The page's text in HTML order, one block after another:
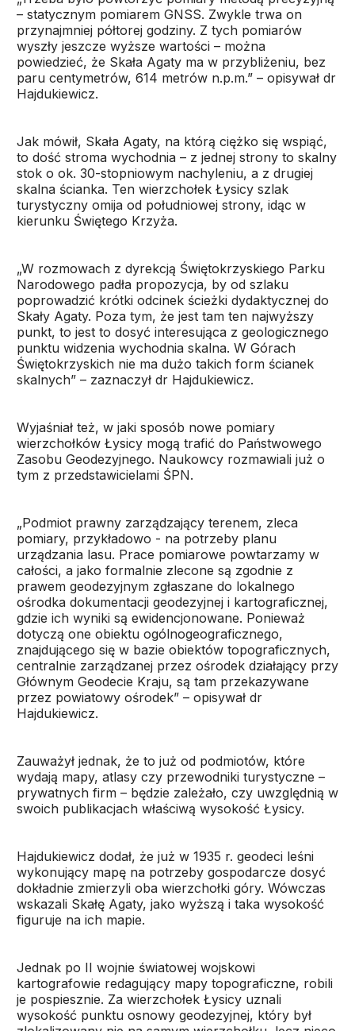
– statycznym pomiarem GNSS. Zwykle trwa on
przynajmniej półtorej godziny. Z tych pomiarów
wyszły jeszcze wyższe wartości – można
powiedzieć, że Skała Agaty ma w przybliżeniu, bez
paru centymetrów, 614 metrów n.p.m.” – opisywał dr
Hajdukiewicz.
Jak mówił, Skała Agaty, na którą ciężko się wspiąć,
to dość stroma wychodnia – z jednej strony to skalny
stok o ok. 30-stopniowym nachyleniu, a z drugiej
skalna ścianka. Ten wierzchołek Łysicy szlak
turystyczny omija od południowej strony, idąc w
kierunku Świętego Krzyża.
„W rozmowach z dyrekcją Świętokrzyskiego Parku
Narodowego padła propozycja, by od szlaku
poprowadzić krótki odcinek ścieżki dydaktycznej do
Skały Agaty. Poza tym, że jest tam ten najwyższy
punkt, to jest to dosyć interesująca z geologicznego
punktu widzenia wychodnia skalna. W Górach
Świętokrzyskich nie ma dużo takich form ścianek
skalnych” – zaznaczył dr Hajdukiewicz.
Wyjaśniał też, w jaki sposób nowe pomiary
wierzchołków Łysicy mogą trafić do Państwowego
Zasobu Geodezyjnego. Naukowcy rozmawiali już o
tym z przedstawicielami ŚPN.
„Podmiot prawny zarządzający terenem, zleca
pomiary, przykładowo - na potrzeby planu
urządzania lasu. Prace pomiarowe powtarzamy w
całości, a jako formalnie zlecone są zgodnie z
prawem geodezyjnym zgłaszane do lokalnego
ośrodka dokumentacji geodezyjnej i kartograficznej,
gdzie ich wyniki są ewidencjonowane. Ponieważ
dotyczą one obiektu ogólnogeograficznego,
znajdującego się w bazie obiektów topograficznych,
centralnie zarządzanej przez ośrodek działający przy
Głównym Geodecie Kraju, są tam przekazywane
przez powiatowy ośrodek” – opisywał dr
Hajdukiewicz.
Zauważył jednak, że to już od podmiotów, które
wydają mapy, atlasy czy przewodniki turystyczne –
prywatnych firm – będzie zależało, czy uwzględnią w
swoich publikacjach właściwą wysokość Łysicy.
Hajdukiewicz dodał, że już w 1935 r. geodeci leśni
wykonujący mapę na potrzeby gospodarcze dosyć
dokładnie zmierzyli oba wierzchołki góry. Wówczas
wskazali Skałę Agaty, jako wyższą i taka wysokość
figuruje na ich mapie.
Jednak po II wojnie światowej wojskowi
kartografowie redagujący mapy topograficzne, robili
je pospiesznie. Za wierzchołek Łysicy uznali
wysokość punktu osnowy geodezyjnej, który był